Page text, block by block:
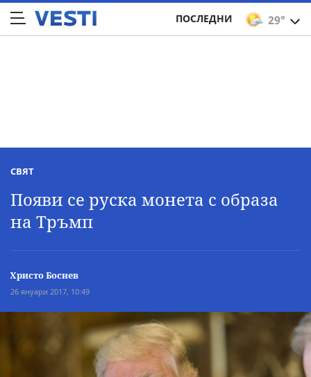
29°
ПОСЛЕДНИ
СВЯТ
Появи се руска монета с образа
на Тръмп
Христо Боснев
26 януари 2017, 10:49